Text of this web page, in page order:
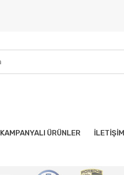
KAMPANYALI ÜRÜNLER İLETIŞIM